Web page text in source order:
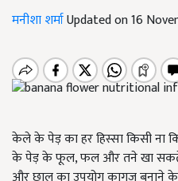
मनीशा शर्माUpdated on 16
केले के पेड़ का हर हिस्सा किसी ना
के पेड़ के फूल, फल और तने खा सकते